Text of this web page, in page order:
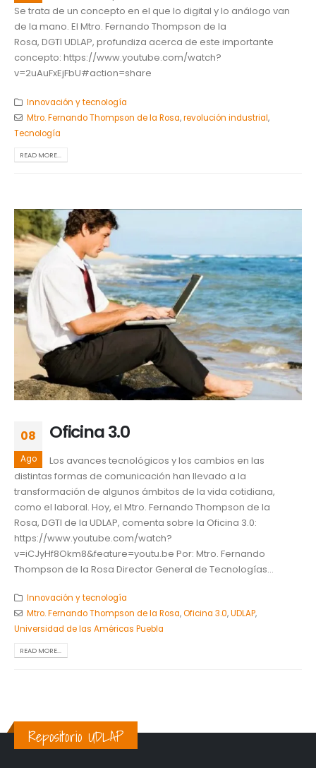
Se trata de un concepto en el que lo digital y lo análogo van
de la mano. El Mtro. Fernando Thompson de la
Rosa, DGTI UDLAP, profundiza acerca de este importante
concepto: https://www.youtube.com/watch?
v=2uAuFxEjFbU#action=share
Innovación y tecnología
Mtro. Fernando Thompson de la Rosa,revolución industrial,
Tecnología
READ MORE...
08
Ago
Oficina 3.0
Los avances tecnológicos y los cambios en las
distintas formas de comunicación han llevado a la
transformación de algunos ámbitos de la vida cotidiana,
como el laboral. Hoy, el Mtro. Fernando Thompson de la
Rosa, ‪DGTI‬ de la ‪UDLAP‬, comenta sobre la Oficina 3.0:
https://www.youtube.com/watch?
v=iCJyHf8Okm8&feature=youtu.be Por: Mtro. Fernando
Thompson de la Rosa Director General de Tecnologías...
Innovación y tecnología
Mtro. Fernando Thompson de la Rosa,Oficina 3.0,UDLAP,
Universidad de las Américas Puebla
READ MORE...
Repositorio UDLAP